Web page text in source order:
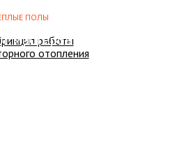
мастеров
ПОЛЫ